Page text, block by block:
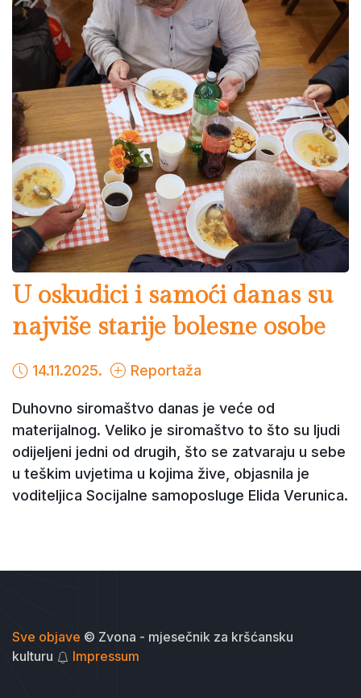
U oskudici i samoći danas su
najviše starije bolesne osobe
14.11.2025. Reportaža
Duhovno siromaštvo danas je veće od
materijalnog. Veliko je siromaštvo to što su ljudi
odijeljeni jedni od drugih, što se zatvaraju u sebe
u teškim uvjetima u kojima žive, objasnila je
voditeljica Socijalne samoposluge Elida Verunica.
Sve objave © Zvona - mjesečnik za kršćansku
kulturu
Impressum